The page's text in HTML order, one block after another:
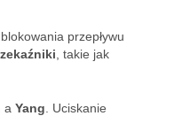
przepływu
, takie jak
a Yang . Uciskanie